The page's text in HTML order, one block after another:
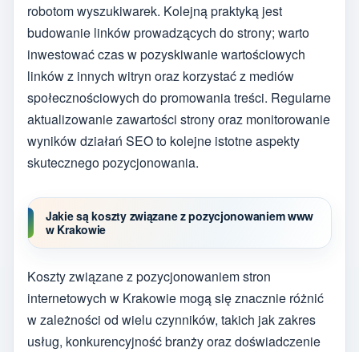
robotom wyszukiwarek. Kolejną praktyką jest
budowanie linków prowadzących do strony; warto
inwestować czas w pozyskiwanie wartościowych
linków z innych witryn oraz korzystać z mediów
społecznościowych do promowania treści. Regularne
aktualizowanie zawartości strony oraz monitorowanie
wyników działań SEO to kolejne istotne aspekty
skutecznego pozycjonowania.
Jakie są koszty związane z pozycjonowaniem www
w Krakowie
Koszty związane z pozycjonowaniem stron
internetowych w Krakowie mogą się znacznie różnić
w zależności od wielu czynników, takich jak zakres
usług, konkurencyjność branży oraz doświadczenie